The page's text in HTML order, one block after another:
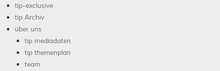
tip-exclusive
tip Archiv
über uns
tip mediadaten
tip themenplan
team